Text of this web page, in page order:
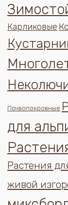
Карликовые
Почвопокровные
для
Растения
живой